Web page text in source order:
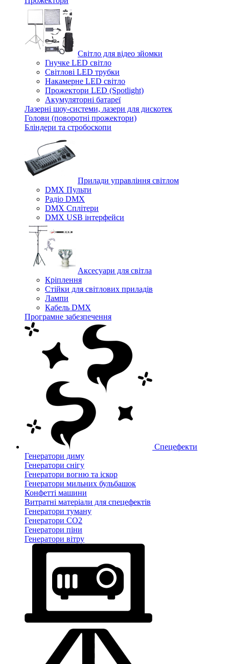
Світло для відео зйомки
Гнучке LED світло
Світлові LED трубки
Накамерне LED світло
Прожектори LED (Spotlight)
Акумуляторні батареї
Лазерні шоу-системи, лазери для дискотек
Голови (поворотні прожектори)
Бліндери та стробоскопи
Прилади управління світлом
DMX Пульти
Радіо DMX
DMX Сплітери
DMX USB інтерфейси
Аксесуари для світла
Кріплення
Стійки для світлових приладів
Лампи
Кабель DMX
Програмне забезпечення
Спецефекти
Генератори диму
Генератори снігу
Генератори вогню та іскор
Генератори мильних бульбашок
Конфетті машини
Витратні матеріали для спецефектів
Генератори туману
Генератори CO2
Генератори піни
Генератори вітру